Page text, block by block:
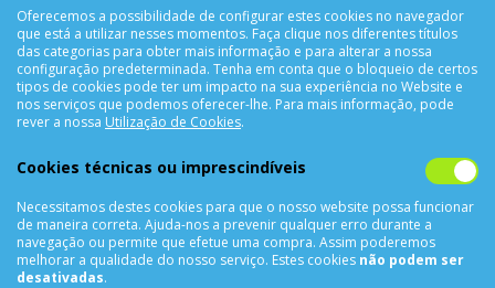
CONTACTOS
4450-042 Matosinhos Portugal
comercial@cellrepair.pt
vendas@cellrepair.pt
229 380 496 Chamada para a rede fixa nacional
Oferecemos a possibilidade de configurar estes cookies no navegador
que está a utilizar nesses momentos. Faça clique nos diferentes títulos
das categorias para obter mais informação e para alterar a nossa
configuração predeterminada. Tenha em conta que o bloqueio de certos
tipos de cookies pode ter um impacto na sua experiência no Website e
nos serviços que podemos oferecer-lhe. Para mais informação, pode
rever a nossa Utilização de Cookies.
Cookies técnicas ou imprescindíveis
Necessitamos destes cookies para que o nosso website possa funcionar
de maneira correta. Ajuda-nos a prevenir qualquer erro durante a
navegação ou permite que efetue uma compra. Assim poderemos
melhorar a qualidade do nosso serviço. Estes cookies não podem ser
desativadas.